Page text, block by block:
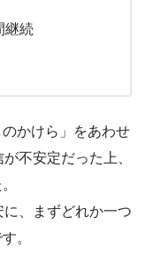
継続
のかけら」をあわせ
不安定だった上、
、まずどれか一つ
。